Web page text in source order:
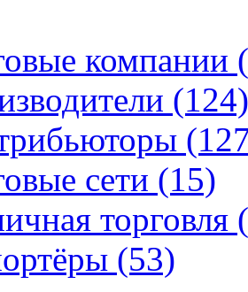
компании
(124)
сети (15)
торговля
(53)